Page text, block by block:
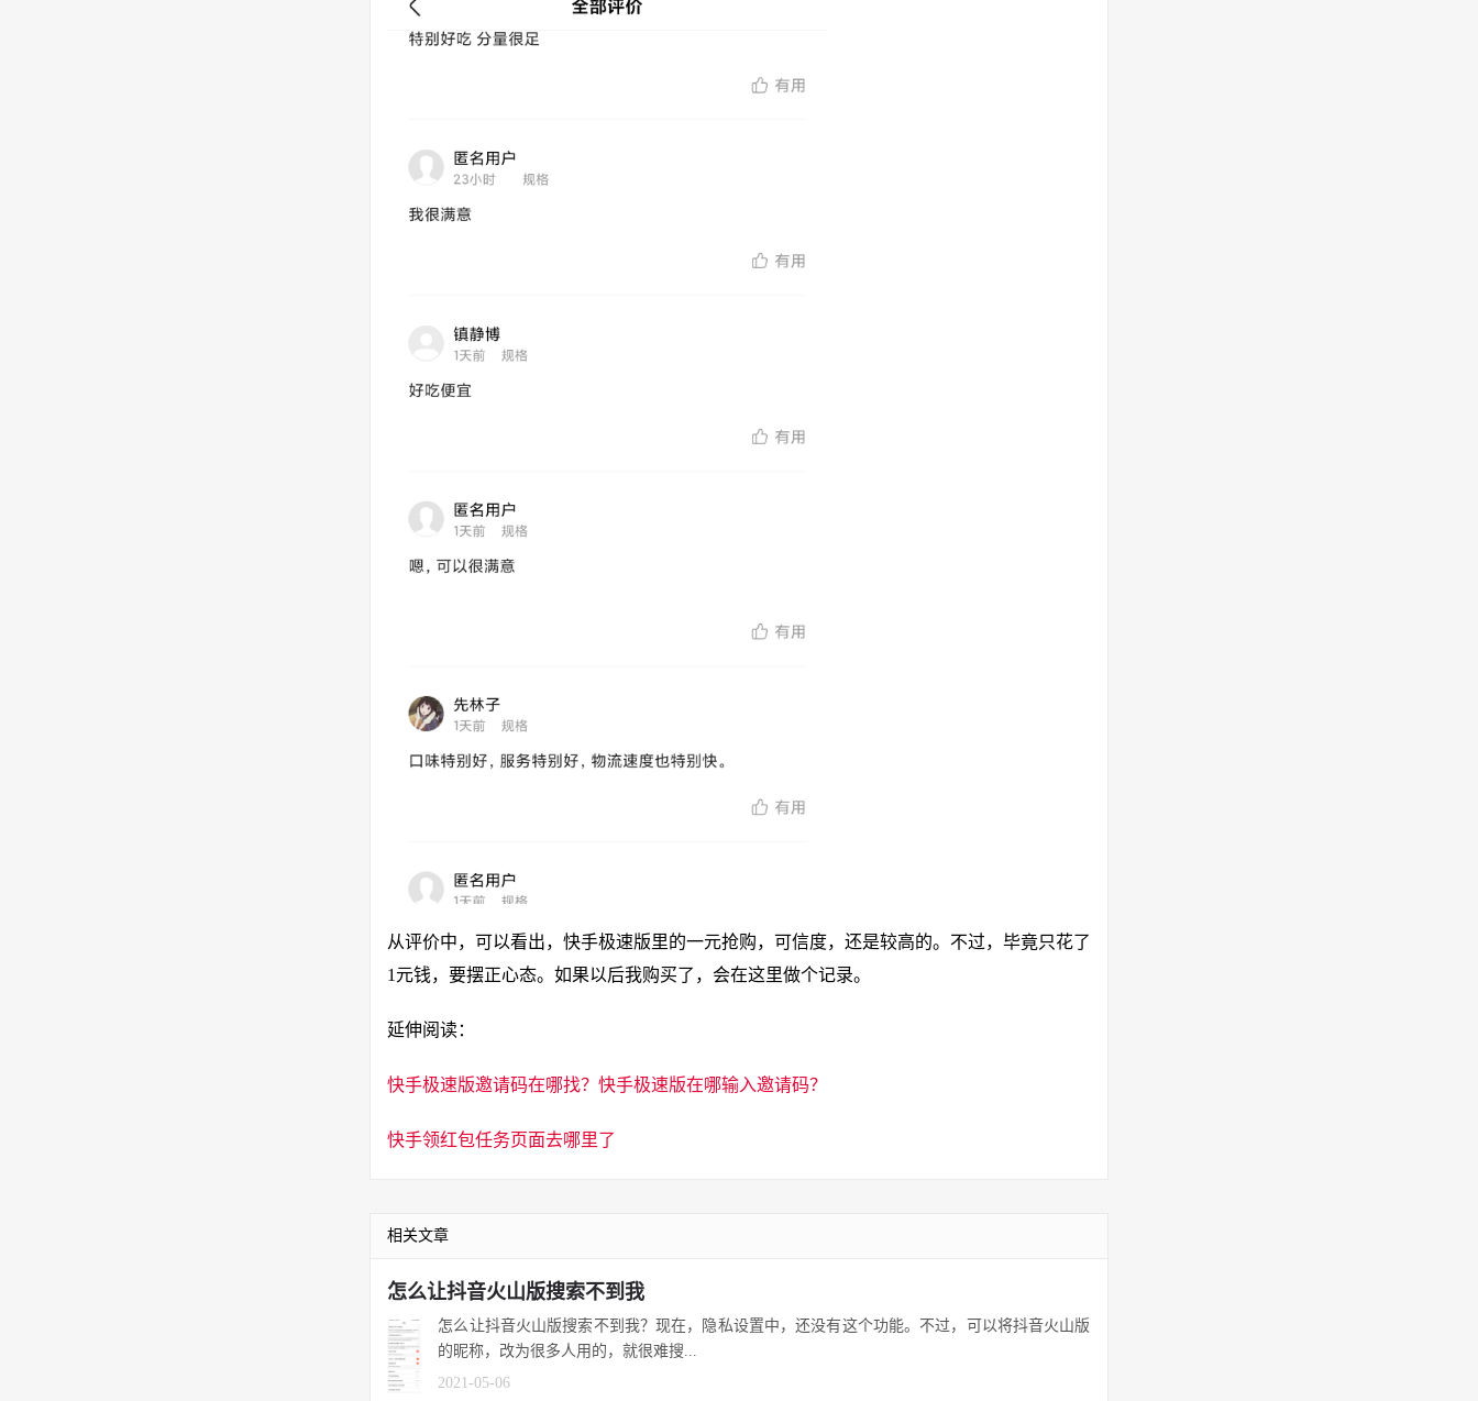
从评价中，可以看出，快手极速版里的一元抢购，可信度，还是较高的。不过，毕竟只花了
1元钱，要摆正心态。如果以后我购买了，会在这里做个记录。
延伸阅读：
快手极速版邀请码在哪找？快手极速版在哪输入邀请码？
快手领红包任务页面去哪里了
相关文章
怎么让抖音火山版搜索不到我
怎么让抖音火山版搜索不到我？现在，隐私设置中，还没有这个功能。不过，可以将抖音火山版
的昵称，改为很多人用的，就很难搜...
2021-05-06